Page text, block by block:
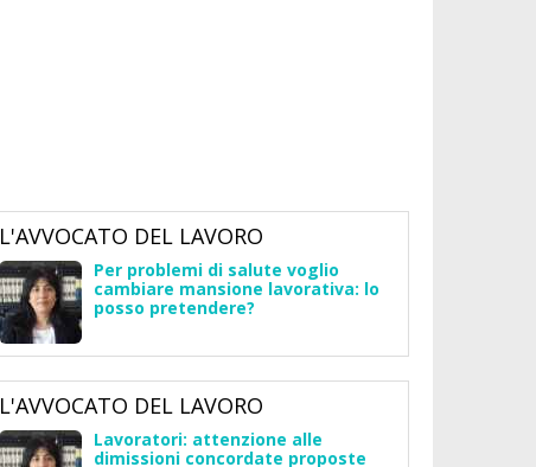
L'AVVOCATO DEL LAVORO
Per problemi di salute voglio
cambiare mansione lavorativa: lo
posso pretendere?
L'AVVOCATO DEL LAVORO
Lavoratori: attenzione alle
dimissioni concordate proposte